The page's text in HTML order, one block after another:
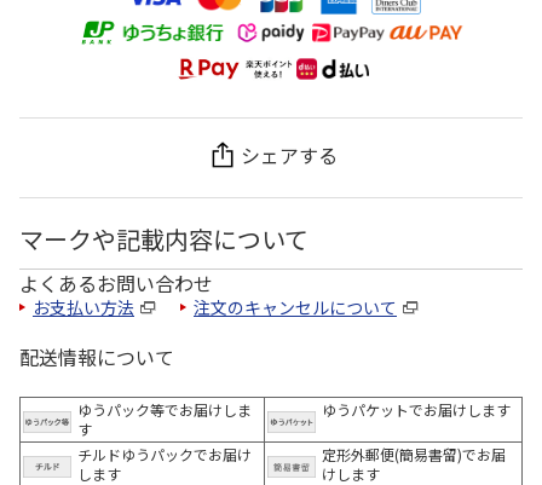
シェアする
マークや記載内容について
よくあるお問い合わせ
お支払い方法 注文のキャンセルについて
配送情報について
ゆうパック等でお届けしま
す
ゆうパケットでお届けします
チルドゆうパックでお届け
します
定形外郵便(簡易書留)でお届
けします